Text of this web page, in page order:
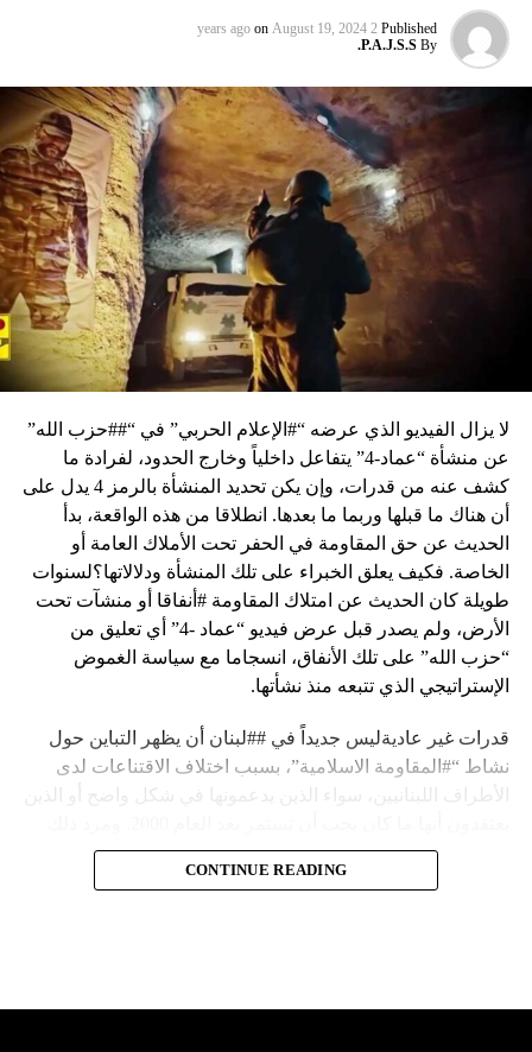
Published
2 years ago
on August 19, 2024
By
P.A.J.S.S.
لا يزال الفيديو الذي عرضه “#الإعلام الحربي” في “##حزب الله”
عن منشأة “عماد-4” يتفاعل داخلياً وخارج الحدود، لفرادة ما
كشف عنه من قدرات، وإن يكن تحديد المنشأة بالرمز 4 يدل على
أن هناك ما قبلها وربما ما بعدها. انطلاقا من هذه الواقعة، بدأ
الحديث عن حق المقاومة في الحفر تحت الأملاك العامة أو
الخاصة. فكيف يعلق الخبراء على تلك المنشأة ودلالاتها؟لسنوات
طويلة كان الحديث عن امتلاك المقاومة #أنفاقا أو منشآت تحت
الأرض، ولم يصدر قبل عرض فيديو “عماد -4” أي تعليق من
“حزب الله” على تلك الأنفاق، انسجاما مع سياسة الغموض
الإستراتيجي الذي تتبعه منذ نشأتها.
قدرات غير عاديةليس جديداً في ##لبنان أن يظهر التباين حول
نشاط “#المقاومة الاسلامية”، بسبب اختلاف الاقتناعات لدى
الأطراف اللبنانيين، سواء الذين يدعمونها في شكل واضح أو الذين
إلى أن المقاومة ضد الاحتلال الإسرائيلي لم تكن يوماً محط
إجماع داخلي، وإن كانت القوى اللبنانية المؤمنة بالصراع ضد
CONTINUE READING